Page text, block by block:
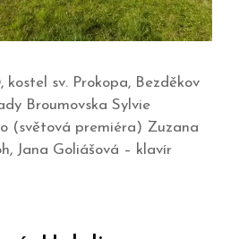
kostel sv. Prokopa, Bezděkov
Broumovska Sylvie
(světová premiéra) Zuzana
Jana Goliášová – klavír